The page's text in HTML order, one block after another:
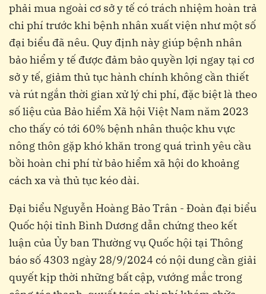
phải mua ngoài cơ sở y tế có trách nhiệm hoàn trả
chi phí trước khi bệnh nhân xuất viện như một số
đại biểu đã nêu. Quy định này giúp bệnh nhân
bảo hiểm y tế được đảm bảo quyền lợi ngay tại cơ
sở y tế, giảm thủ tục hành chính không cần thiết
và rút ngắn thời gian xử lý chi phí, đặc biệt là theo
số liệu của Bảo hiểm Xã hội Việt Nam năm 2023
cho thấy có tới 60% bệnh nhân thuộc khu vực
nông thôn gặp khó khăn trong quá trình yêu cầu
bồi hoàn chi phí từ bảo hiểm xã hội do khoảng
cách xa và thủ tục kéo dài.
Đại biểu Nguyễn Hoàng Bảo Trân - Đoàn đại biểu
Quốc hội tỉnh Bình Dương dẫn chứng theo kết
luận của Ủy ban Thường vụ Quốc hội tại Thông
báo số 4303 ngày 28/9/2024 có nội dung cần giải
quyết kịp thời những bất cập, vướng mắc trong